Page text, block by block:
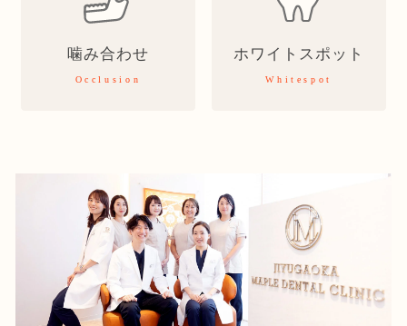
噛み合わせ
Occlusion
ホワイトスポット
Whitespot